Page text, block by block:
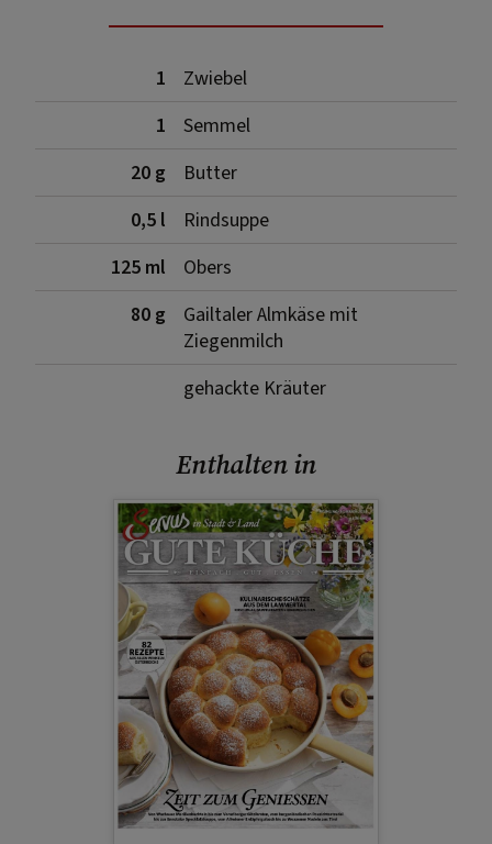
1
Zwiebel
1
Semmel
20 g
Butter
0,5 l
Rindsuppe
125 ml
Obers
80 g
Gailtaler Almkäse mit
Ziegenmilch
gehackte Kräuter
Enthalten in